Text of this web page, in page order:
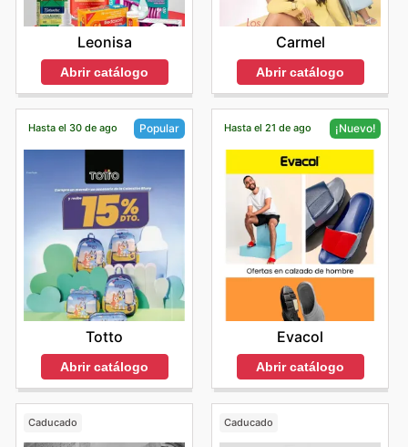
Leonisa
Abrir catálogo
Carmel
Abrir catálogo
Hasta el 30 de ago Popular
Totto
Abrir catálogo
Hasta el 21 de ago ¡Nuevo!
Evacol
Abrir catálogo
Caducado Caducado